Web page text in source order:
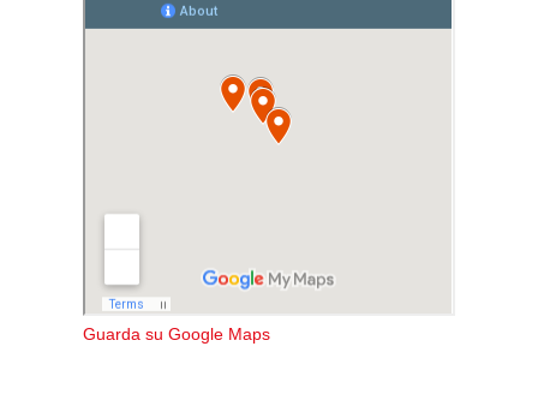
Guarda su Google Maps